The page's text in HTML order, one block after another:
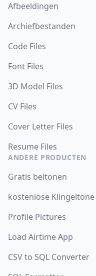
Afbeeldingen
Archiefbestanden
Code Files
Font Files
3D Model Files
CV Files
Cover Letter Files
Resume Files
ANDERE PRODUCTEN
Gratis beltonen
kostenlose Klingeltöne
Profile Pictures
Load Airtime App
CSV to SQL Converter